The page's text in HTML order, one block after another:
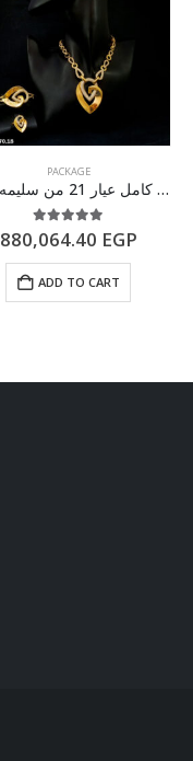
PACKAGE
طقم ذهب كامل عيار 21 من سليمه جولد
5.00out of 5
880,064.40 EGP
ADD TO CART